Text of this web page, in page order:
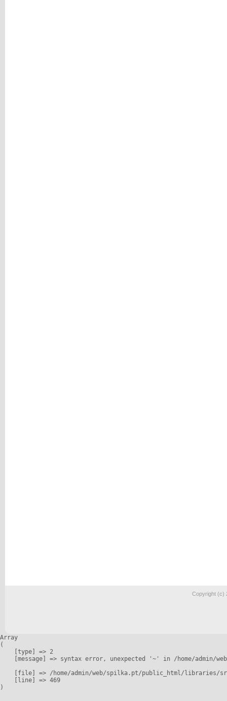
Copyright (c)
Array
(
    [type] => 2
[message] => syntax error, unexpected '~' in /home/admin/
[file] => /home/admin/web/spilka.pt/public_html/libraries/
    [line] => 469